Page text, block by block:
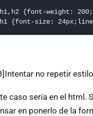
h1,h2 {font-weight:
h1 {font-size:
no repetir
caso sería en el html.
en ponerlo de la